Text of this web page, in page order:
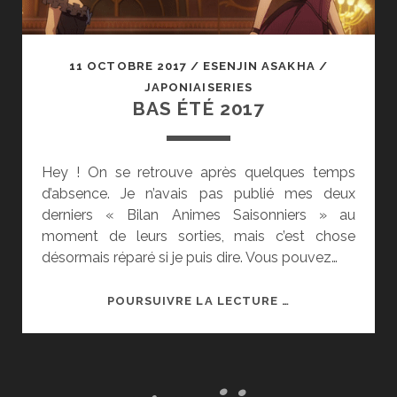
11 OCTOBRE 2017 / ESENJIN ASAKHA /
JAPONIAISERIES
BAS ÉTÉ 2017
Hey ! On se retrouve après quelques temps
d’absence. Je n’avais pas publié mes deux
derniers « Bilan Animes Saisonniers » au
moment de leurs sorties, mais c’est chose
désormais réparé si je puis dire. Vous pouvez…
POURSUIVRE LA LECTURE …